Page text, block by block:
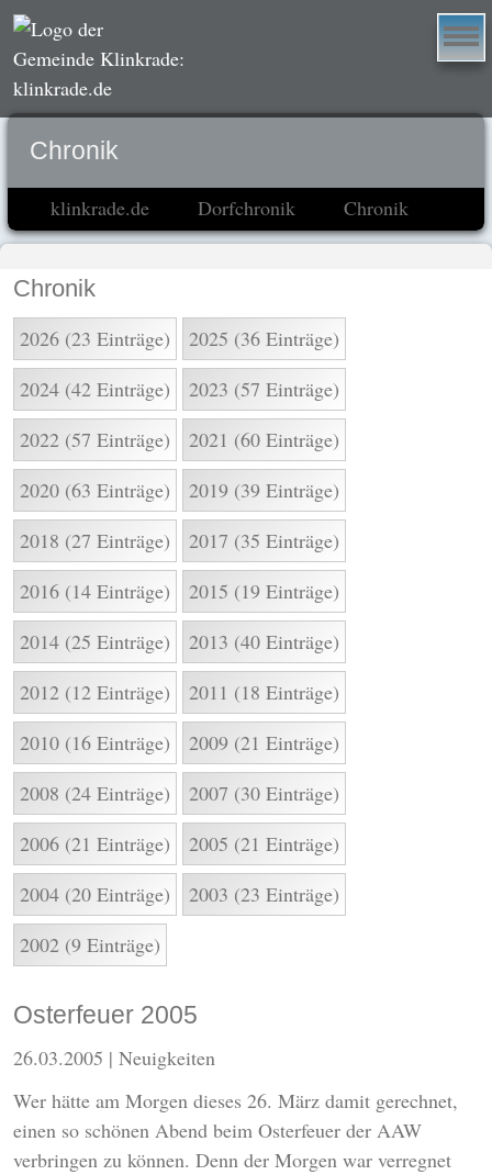
Chronik
klinkrade.de Dorfchronik Chronik
Chronik
2026 (23 Einträge)
2025 (36 Einträge)
2024 (42 Einträge)
2023 (57 Einträge)
2022 (57 Einträge)
2021 (60 Einträge)
2020 (63 Einträge)
2019 (39 Einträge)
2018 (27 Einträge)
2017 (35 Einträge)
2016 (14 Einträge)
2015 (19 Einträge)
2014 (25 Einträge)
2013 (40 Einträge)
2012 (12 Einträge)
2011 (18 Einträge)
2010 (16 Einträge)
2009 (21 Einträge)
2008 (24 Einträge)
2007 (30 Einträge)
2006 (21 Einträge)
2005 (21 Einträge)
2004 (20 Einträge)
2003 (23 Einträge)
2002 (9 Einträge)
Osterfeuer 2005
26.03.2005 | Neuigkeiten
Wer hätte am Morgen dieses 26. März damit gerechnet,
einen so schönen Abend beim Osterfeuer der AAW
verbringen zu können. Denn der Morgen war verregnet